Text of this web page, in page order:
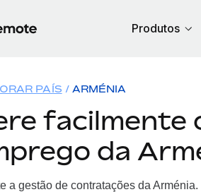
Produtos
PAÍS ARMÉNIA
facilmente
da
a gestão de contratações da